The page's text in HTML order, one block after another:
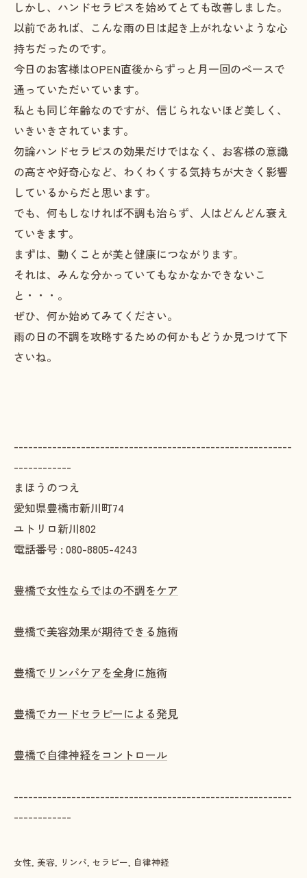
しかし、ハンドセラピスを始めてとても改善しました。
以前であれば、こんな雨の日は起き上がれないような心
持ちだったのです。
今日のお客様はOPEN直後からずっと月一回のペースで
通っていただいています。
私とも同じ年齢なのですが、信じられないほど美しく、
いきいきされています。
勿論ハンドセラピスの効果だけではなく、お客様の意識
の高さや好奇心など、わくわくする気持ちが大きく影響
しているからだと思います。
でも、何もしなければ不調も治らず、人はどんどん衰え
ていきます。
まずは、動くことが美と健康につながります。
それは、みんな分かっていてもなかなかできないこ
と・・・。
ぜひ、何か始めてみてください。
雨の日の不調を攻略するための何かもどうか見つけて下
さいね。
----------------------------------------------------------
------------
まほうのつえ
愛知県豊橋市新川町74
ユトリロ新川802
電話番号 : 080-8805-4243
豊橋で女性ならではの不調をケア
豊橋で美容効果が期待できる施術
豊橋でリンパケアを全身に施術
豊橋でカードセラピーによる発見
豊橋で自律神経をコントロール
----------------------------------------------------------
------------
女性 美容 リンパ セラピー 自律神経